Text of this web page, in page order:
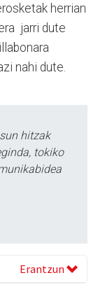
herrian
jarri dute
nahi dute.
hitzak
tokiko
Erantzun